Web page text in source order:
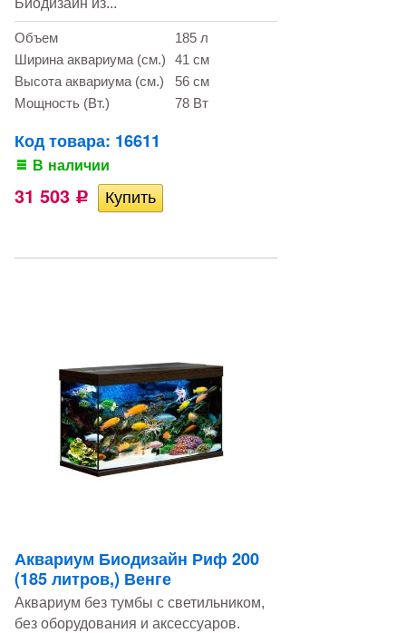
Объем
185 л
Ширина аквариума (см.)
41 см
Высота аквариума (см.)
56 см
Мощность (Вт.)
78 Вт
Код товара: 16611
В наличии
31 503 Р
Аквариум Биодизайн Риф 200
(185 литров,) Венге
Аквариум без тумбы с светильником,
без оборудования и аксессуаров.